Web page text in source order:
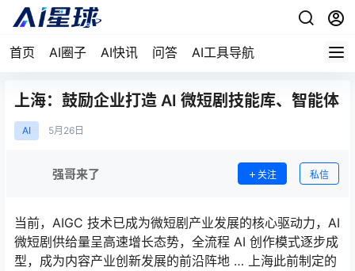
首页 AI圈子 AI快讯 问答 AI工具导航
上海：鼓励企业打造 AI 微短剧技能库、智能体
AI 5月 26日
强哥来了 关注 私信
当前，AIGC 技术已成为微短剧产业发展的核心驱动力，AI
微短剧供给量呈高速增长态势，全流程 AI 创作模式逐步成
型，成为内容产业创新发展的前沿阵地 … 上海此前制定的